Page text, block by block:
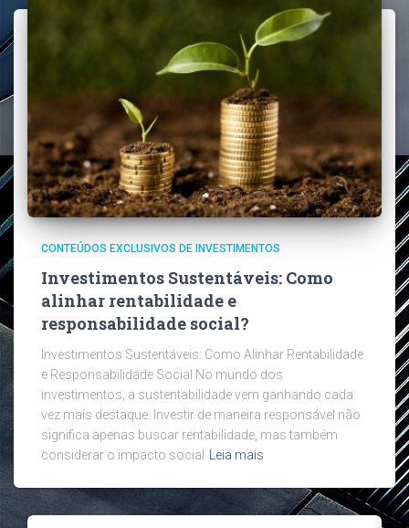
CONTEÚDOS EXCLUSIVOS DE INVESTIMENTOS
Investimentos Sustentáveis: Como
alinhar rentabilidade e
responsabilidade social?
Investimentos Sustentáveis: Como Alinhar Rentabilidade
e Responsabilidade Social No mundo dos
investimentos, a sustentabilidade vem ganhando cada
vez mais destaque. Investir de maneira responsável não
significa apenas buscar rentabilidade, mas também
considerar o impacto social
Leia mais